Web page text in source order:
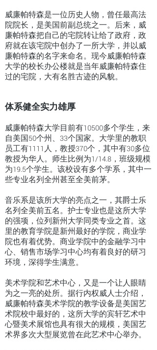
威廉帕特森是一位历史人物，曾任最高法
院院长，是美国前副总统之一。后来，威
廉帕特森把自己的宅院转让给了政府，政
府就在该宅院中创办了一所大学，并以威
廉帕特森的名字来命名。现今威廉帕特森
大学的校长办公楼就是当年威廉帕特森住
过的宅院，大有名胜古迹的风貌。
体系健全实力雄厚
威廉帕特森大学目前有10500多个学生，来
自美国50个州、33个国家。大学里的教职
员工有1111人，教授370个，其中有30多位
教授为华人。师生比例为1/14.8，班级规模
为19.5个学生。该校设有多个学系，其中一
些专业名列全州甚至全美前茅。
音乐系是该所大学的亮点之一，其爵士乐
名列全美前五名。护士专业也是这所大学
的强项，位列新州大学同类专业之首。这
里的教育学院是新州最好的学院，商业学
院也有着优势。商业学院中的金融学习中
心、销售市场学习中心均有着良好的研习
环境，深得学生满意。
美术学院和艺术中心，又是一个让人眼睛
为之一亮的处所。据行内权威人士介绍，
威廉帕特森美术学院的教学设备是美国艺
术院校中最好的，这所大学的宾轩艺术中
心暨美术展馆也具有很大的规模，美国艺
术界多次大型展览曾在此艺术中心举办。